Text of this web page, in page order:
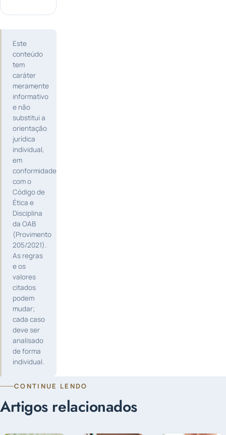
Este
conteúdo
tem
caráter
meramente
informativo
e não
substitui a
orientação
jurídica
individual,
em
conformidade
com o
Código de
Ética e
Disciplina
da OAB
(Provimento
205/2021).
As regras
e os
valores
citados
podem
mudar;
cada caso
deve ser
analisado
de forma
individual.
CONTINUE LENDO
Artigos relacionados